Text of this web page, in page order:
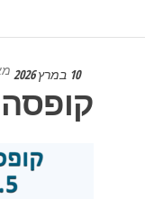
10 במרץ 2026